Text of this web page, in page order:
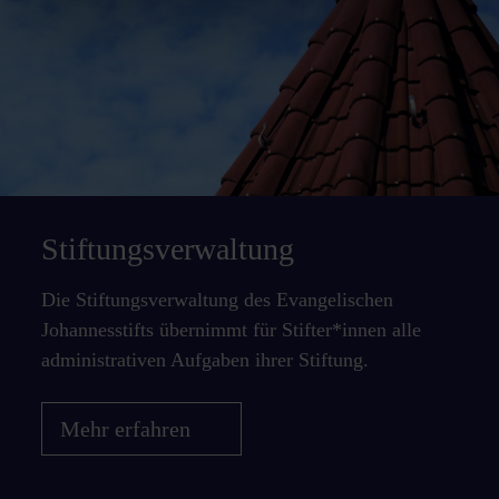
Stiftungsverwaltung
Die Stiftungsverwaltung des Evangelischen
Johannesstifts übernimmt für Stifter*innen alle
administrativen Aufgaben ihrer Stiftung.
Mehr erfahren